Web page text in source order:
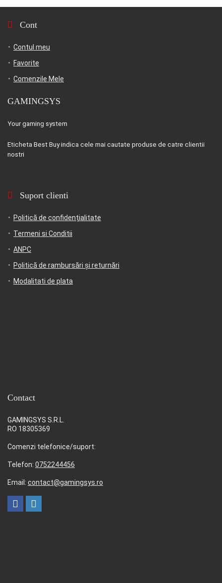
14,295.00 lei.
Cont
Contul meu
Favorite
Comenzile Mele
GAMINGSYS
Your gaming system
Eticheta Best Buyindica cele mai cautate produse de catre clientii
nostri
Suport clienti
Politică de confidențialitate
Termeni si Conditii
ANPC
Politică de rambursări și returnări
Modalitati de plata
Contact
GAMINGSYS S.R.L.
RO 18305369
Comenzi telefonice/suport:
Telefon: 0752244456
Email: contact@gamingsys.ro